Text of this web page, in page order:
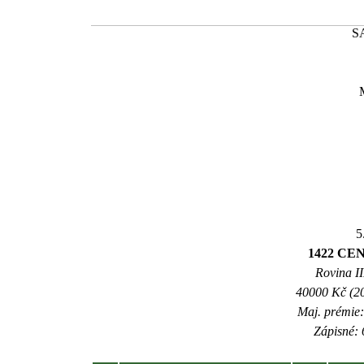
1422
Rovina
40000 Kč
Maj.
Zápisné: